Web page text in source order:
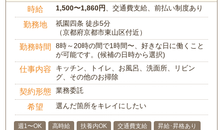
時給 1,500〜1,860円 、交通費支給、前払い制度あり
勤務地
祇園四条 徒歩5分
（京都府京都市東山区付近）
勤務時間
8時～20時の間で1時間〜、好きな日に働くこと
が可能です。(候補の日時から選択)
仕事内容
キッチン、トイレ、お風呂、洗面所、リビン
グ、その他のお掃除
契約形態 業務委託
希望 選んだ箇所をキレイにしたい
週1〜OK 高時給 扶養内OK 交通費支給
昇給･昇格あり